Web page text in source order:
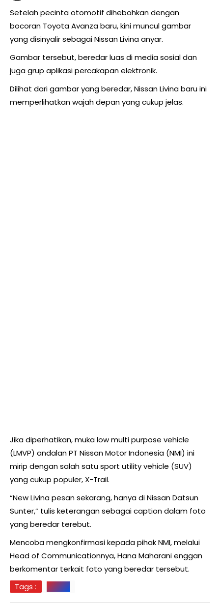
Setelah pecinta otomotif dihebohkan dengan
bocoran Toyota Avanza baru, kini muncul gambar
yang disinyalir sebagai Nissan Livina anyar.
Gambar tersebut, beredar luas di media sosial dan
juga grup aplikasi percakapan elektronik.
Dilihat dari gambar yang beredar, Nissan Livina baru ini
memperlihatkan wajah depan yang cukup jelas.
Jika diperhatikan, muka low multi purpose vehicle
(LMVP) andalan PT Nissan Motor Indonesia (NMI) ini
mirip dengan salah satu sport utility vehicle (SUV)
yang cukup populer, X-Trail.
“New Livina pesan sekarang, hanya di Nissan Datsun
Sunter,” tulis keterangan sebagai caption dalam foto
yang beredar terebut.
Mencoba mengkonfirmasi kepada pihak NMI, melalui
Head of Communicationnya, Hana Maharani enggan
berkomentar terkait foto yang beredar tersebut.
Tags :
Nissan